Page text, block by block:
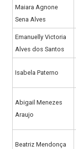
Maiara Agnone
Sena Alves
Emanuelly Victoria
Alves dos Santos
Isabela Paterno
Abigail Menezes
Araujo
Beatriz Mendonça